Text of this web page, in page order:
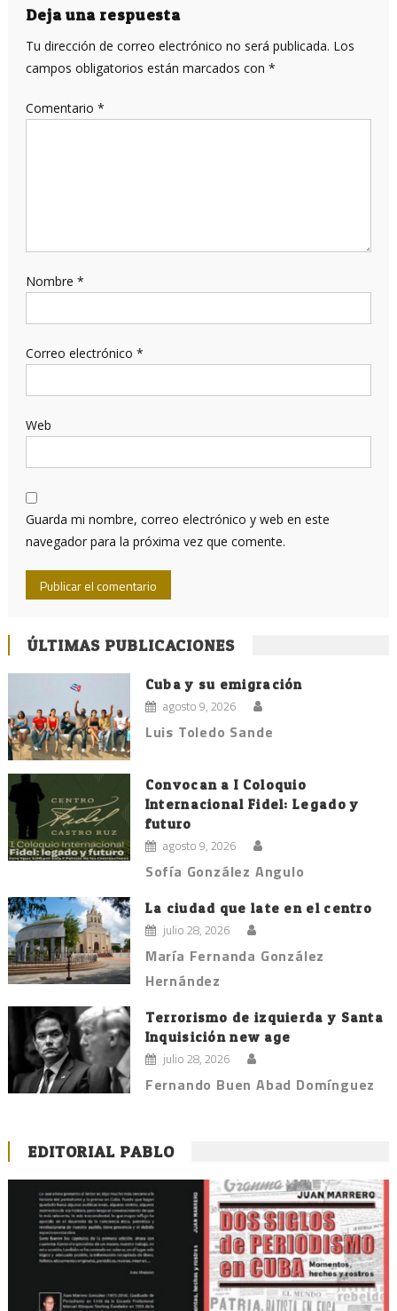
entradas
Deja una respuesta
Tu dirección de correo electrónico no será publicada. Los
campos obligatorios están marcados con *
Comentario *
Nombre *
Correo electrónico *
Web
Guarda mi nombre, correo electrónico y web en este
navegador para la próxima vez que comente.
ÚLTIMAS PUBLICACIONES
Cuba y su emigración
agosto 9, 2026
Luis Toledo Sande
Convocan a I Coloquio
Internacional Fidel: Legado y
futuro
agosto 9, 2026
Sofía González Angulo
La ciudad que late en el centro
julio 28, 2026
María Fernanda González
Hernández
Terrorismo de izquierda y Santa
Inquisición new age
julio 28, 2026
Fernando Buen Abad Domínguez
EDITORIAL PABLO